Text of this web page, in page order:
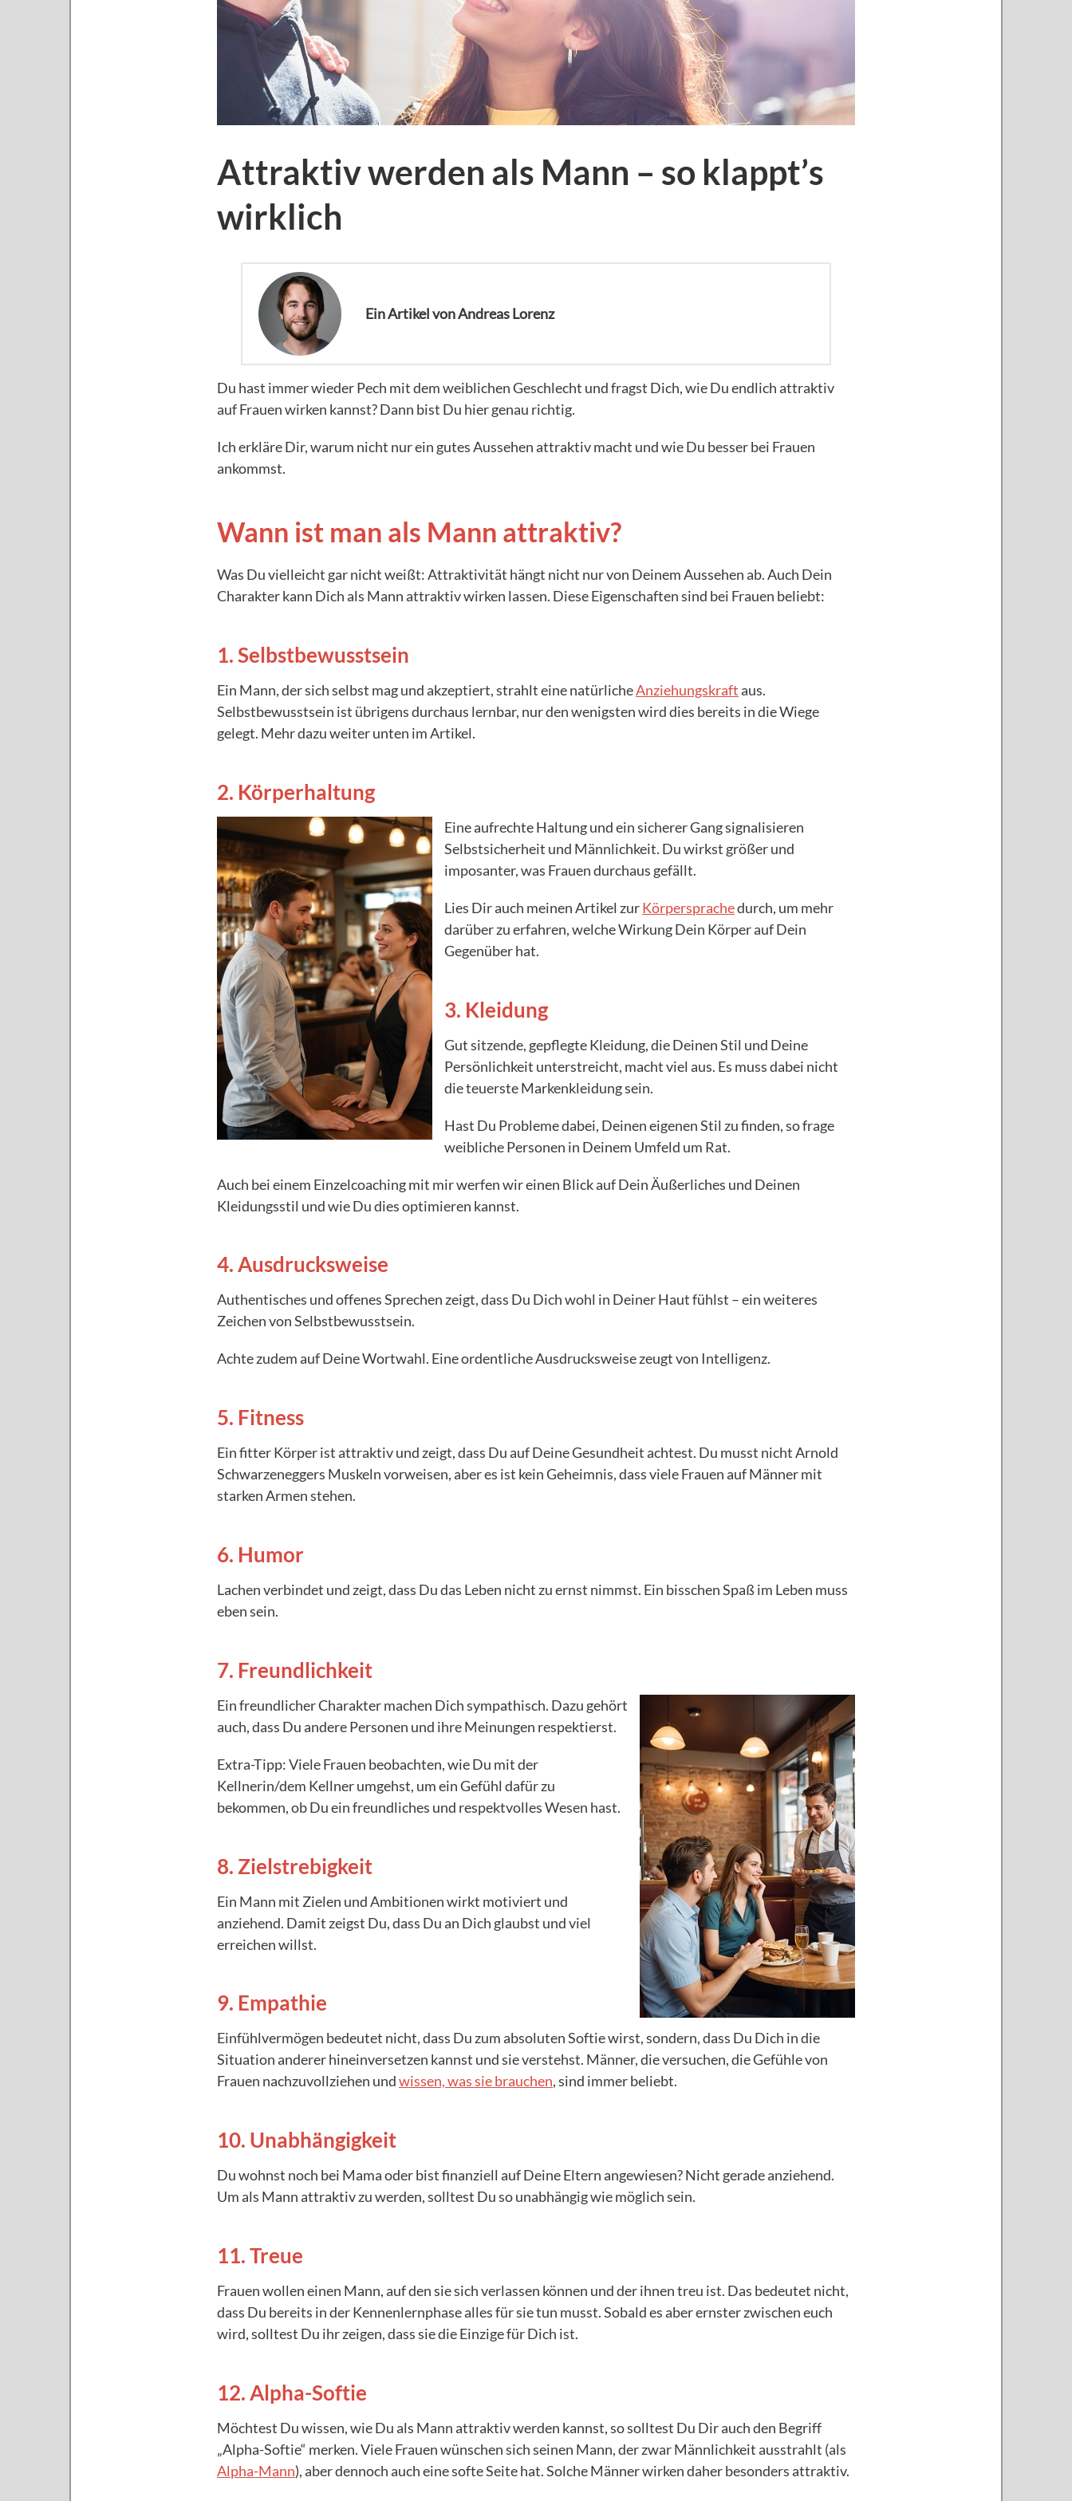
Attraktiv werden als Mann – so klappt’s
wirklich
Ein Artikel von Andreas Lorenz
Du hast immer wieder Pech mit dem weiblichen Geschlecht und fragst Dich, wie Du endlich attraktiv
auf Frauen wirken kannst? Dann bist Du hier genau richtig.
Ich erkläre Dir, warum nicht nur ein gutes Aussehen attraktiv macht und wie Du besser bei Frauen
ankommst.
Wann ist man als Mann attraktiv?
Was Du vielleicht gar nicht weißt: Attraktivität hängt nicht nur von Deinem Aussehen ab. Auch Dein
Charakter kann Dich als Mann attraktiv wirken lassen. Diese Eigenschaften sind bei Frauen beliebt:
1. Selbstbewusstsein
Ein Mann, der sich selbst mag und akzeptiert, strahlt eine natürlicheAnziehungskraftaus.
Selbstbewusstsein ist übrigens durchaus lernbar, nur den wenigsten wird dies bereits in die Wiege
gelegt. Mehr dazu weiter unten im Artikel.
2. Körperhaltung
Eine aufrechte Haltung und ein sicherer Gang signalisieren
Selbstsicherheit und Männlichkeit. Du wirkst größer und
imposanter, was Frauen durchaus gefällt.
Lies Dir auch meinen Artikel zurKörpersprachedurch, um mehr
darüber zu erfahren, welche Wirkung Dein Körper auf Dein
Gegenüber hat.
3. Kleidung
Gut sitzende, gepflegte Kleidung, die Deinen Stil und Deine
Persönlichkeit unterstreicht, macht viel aus. Es muss dabei nicht
die teuerste Markenkleidung sein.
Hast Du Probleme dabei, Deinen eigenen Stil zu finden, so frage
weibliche Personen in Deinem Umfeld um Rat.
Auch bei einem Einzelcoaching mit mir werfen wir einen Blick auf Dein Äußerliches und Deinen
Kleidungsstil und wie Du dies optimieren kannst.
4. Ausdrucksweise
Authentisches und offenes Sprechen zeigt, dass Du Dich wohl in Deiner Haut fühlst – ein weiteres
Zeichen von Selbstbewusstsein.
Achte zudem auf Deine Wortwahl. Eine ordentliche Ausdrucksweise zeugt von Intelligenz.
5. Fitness
Ein fitter Körper ist attraktiv und zeigt, dass Du auf Deine Gesundheit achtest. Du musst nicht Arnold
Schwarzeneggers Muskeln vorweisen, aber es ist kein Geheimnis, dass viele Frauen auf Männer mit
starken Armen stehen.
6. Humor
Lachen verbindet und zeigt, dass Du das Leben nicht zu ernst nimmst. Ein bisschen Spaß im Leben muss
eben sein.
7. Freundlichkeit
Ein freundlicher Charakter machen Dich sympathisch. Dazu gehört
auch, dass Du andere Personen und ihre Meinungen respektierst.
Extra-Tipp: Viele Frauen beobachten, wie Du mit der
Kellnerin/dem Kellner umgehst, um ein Gefühl dafür zu
bekommen, ob Du ein freundliches und respektvolles Wesen hast.
8. Zielstrebigkeit
Ein Mann mit Zielen und Ambitionen wirkt motiviert und
anziehend. Damit zeigst Du, dass Du an Dich glaubst und viel
erreichen willst.
9. Empathie
Einfühlvermögen bedeutet nicht, dass Du zum absoluten Softie wirst, sondern, dass Du Dich in die
Situation anderer hineinversetzen kannst und sie verstehst. Männer, die versuchen, die Gefühle von
Frauen nachzuvollziehen undwissen, was sie brauchen, sind immer beliebt.
10. Unabhängigkeit
Du wohnst noch bei Mama oder bist finanziell auf Deine Eltern angewiesen? Nicht gerade anziehend.
Um als Mann attraktiv zu werden, solltest Du so unabhängig wie möglich sein.
11. Treue
Frauen wollen einen Mann, auf den sie sich verlassen können und der ihnen treu ist. Das bedeutet nicht,
dass Du bereits in der Kennenlernphase alles für sie tun musst. Sobald es aber ernster zwischen euch
wird, solltest Du ihr zeigen, dass sie die Einzige für Dich ist.
12. Alpha-Softie
Möchtest Du wissen, wie Du als Mann attraktiv werden kannst, so solltest Du Dir auch den Begriff
„Alpha-Softie“ merken. Viele Frauen wünschen sich seinen Mann, der zwar Männlichkeit ausstrahlt (als
Alpha-Mann), aber dennoch auch eine softe Seite hat. Solche Männer wirken daher besonders attraktiv.